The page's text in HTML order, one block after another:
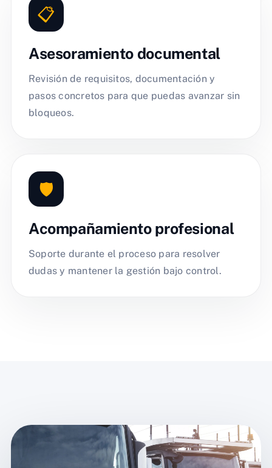
📋
Asesoramiento documental
Revisión de requisitos, documentación y
pasos concretos para que puedas avanzar sin
bloqueos.
🛡️
Acompañamiento profesional
Soporte durante el proceso para resolver
dudas y mantener la gestión bajo control.